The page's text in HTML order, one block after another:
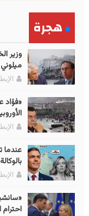
هجرة
وزير
«فؤاد
عندما
بالوكالة